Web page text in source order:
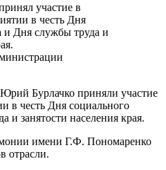
участие в
в честь Дня
и Дня службы труда и
Бурлачко приняли участие
в честь Дня социального
и занятости населения края.
имени Г.Ф. Пономаренко
отрасли.